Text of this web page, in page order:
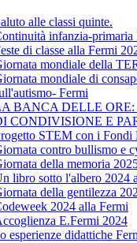
alle classi quinte.
infanzia-primaria
di classe alla Fermi
mondiale della
mondiale di
Fermi
BANCA DELLE ORE:
CONDIVISIONE E
STEM con i Fondi
contro bullismo e
della memoria
libro sotto l'albero 2024
della gentilezza
2024 alla Fermi
E.Fermi 2024
esperienze didattiche